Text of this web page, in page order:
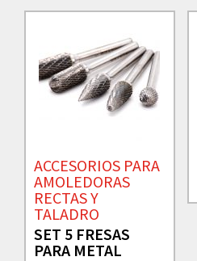
ACCESORIOS PARA
AMOLEDORAS
RECTAS Y
TALADRO
SET 5 FRESAS
PARA METAL